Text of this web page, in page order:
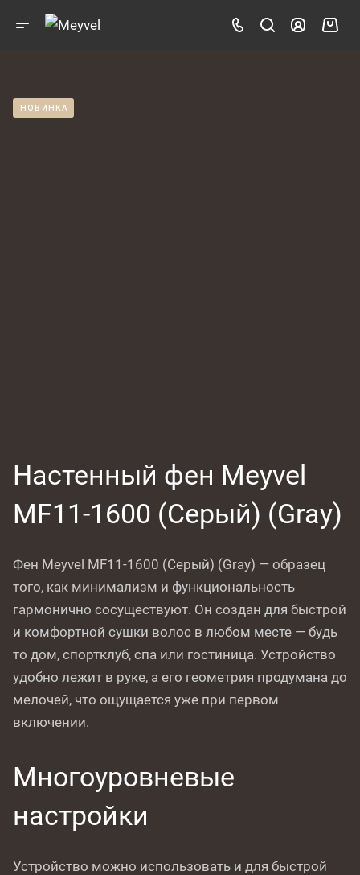
НОВИНКА
Настенный фен Meyvel
MF11-1600 (Серый) (Gray)
Фен Meyvel MF11-1600 (Серый) (Gray) — образец
того, как минимализм и функциональность
гармонично сосуществуют. Он создан для быстрой
и комфортной сушки волос в любом месте — будь
то дом, спортклуб, спа или гостиница. Устройство
удобно лежит в руке, а его геометрия продумана до
мелочей, что ощущается уже при первом
включении.
Многоуровневые
настройки
Устройство можно использовать и для быстрой